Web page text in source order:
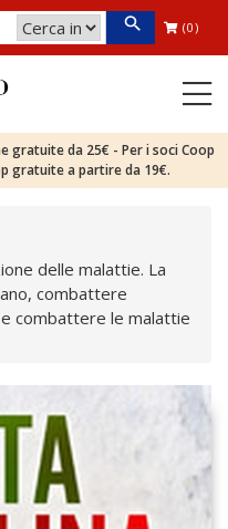
(0)
gratuite da 25€ - Per i soci Coop
gratuite a partire da 19€.
delle malattie. La
combattere
combattere le malattie